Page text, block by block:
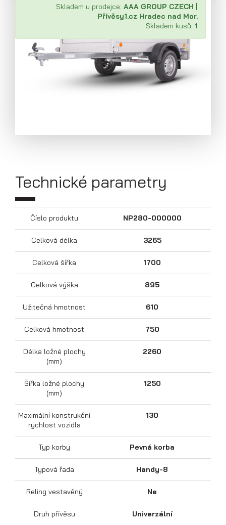
Přívěsy s koly vedle ložné plochy
(překližkové a hliníkové bočnice)
Přívěsy s koly pod ložnou plochou
(hliníkové a plechové bočnice)
Přepravníky motocyklů
Skladem u prodejce: AAA GROUP CZECH |
Přívěsy1.cz Hradec nad Mor.
Skladem kusů: 1
Technické parametry
Číslo produktu NP280-000000
Celková délka 3265
Celková šířka 1700
Celková výška 895
Užitečná hmotnost 610
Celková hmotnost 750
Délka ložné plochy
(mm)
2260
Šířka ložné plochy
(mm)
1250
Maximální konstrukční
rychlost vozidla
130
Typ korby Pevná korba
Typová řada Handy-8
Reling vestavěný Ne
Druh přívěsu Univerzální